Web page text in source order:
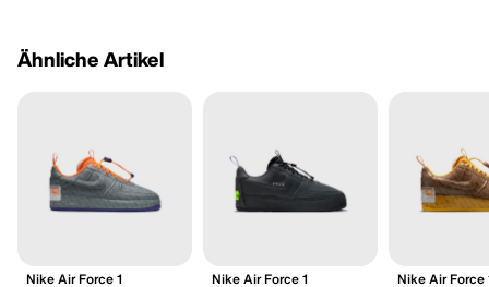
Ähnliche Artikel
Nike Air Force 1
Nike Air Force 1
Nike Air Force